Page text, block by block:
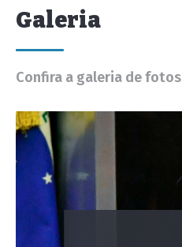
Galeria
Confira a galeria de fotos